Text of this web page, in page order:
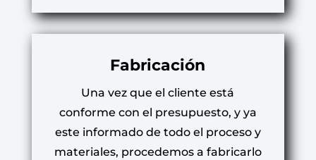
Fabricación
Una vez que el cliente está
conforme con el presupuesto, y ya
este informado de todo el proceso y
materiales, procedemos a fabricarlo